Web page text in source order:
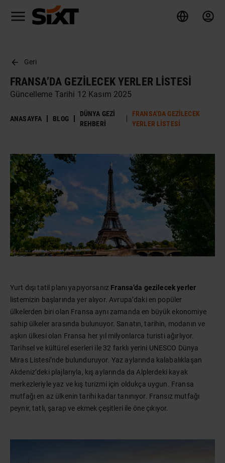
Geri
FRANSA’DA GEZILECEK YERLER LISTESI
Güncelleme Tarihi 12 Kasım 2025
ANASAYFA BLOG
DÜNYA GEZI
REHBERI
FRANSA’DA GEZILECEK
YERLER LISTESI
Yurt dışı tatil planı yapıyorsanız Fransa’da gezilecek yerler
listemizin başlarında yer alıyor. Avrupa’daki en popüler
ülkelerden biri olan Fransa aynı zamanda en büyük ekonomiye
sahip ülkeler arasında bulunuyor. Sanatın, tarihin, modanın ve
aşkın ülkesi olan Fransa her yıl milyonlarca turisti ağırlıyor.
Tarihsel ve kültürel eserleri ile 32 farklı yerini UNESCO Dünya
Miras Listesi’nde bulunduruyor. Yaz aylarında kalabalıklaşan
Akdeniz’deki plajlarıyla, kış aylarında da Alplerdeki kayak
merkezleriyle yaz ve kış turizmi için oldukça uygun. Fransa
mutfağı en az ülkenin tarihi kadar tanınıyor. Fransız mutfağı
peynir, tatlı, şarap ve ekmek çeşitleri ile öne çıkıyor.